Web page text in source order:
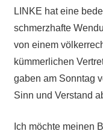
LINKE hat eine
schmerzhafte
von einem
kümmerlichen
gaben am Sonntag
Sinn und Verstand
Ich möchte meinen